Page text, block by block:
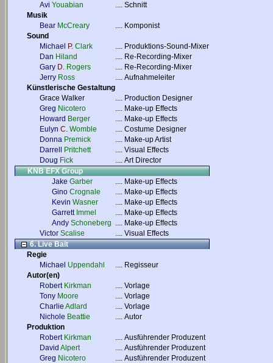
Avi Youabian .... Schnitt
Musik
Bear McCreary .... Komponist
Sound
Michael
P. Clark .... Produktions-Sound-Mixer
Dan Hiland .... Re-Recording-Mixer
Gary D. Rogers .... Re-Recording-Mixer
Jerry Ross .... Aufnahmeleiter
Künstlerische Gestaltung
Grace Walker
.... Production Designer
Greg Nicotero .... Make-up Effects
Howard Berger .... Make-up Effects
Eulyn C. Womble .... Costume Designer
Donna Premick .... Make-up Artist
Darrell
Pritchett .... Visual Effects
Doug Fick .... Art Director
KNB EFX Group
Jake Garber .... Make-up Effects
Gino Crognale .... Make-up Effects
Kevin Wasner .... Make-up Effects
Garrett Immel .... Make-up Effects
Andy Schoneberg .... Make-up Effects
Victor Scalise .... Visual Effects
6. Live Bait
Regie
Michael Uppendahl .... Regisseur
Autor(en)
Robert Kirkman .... Vorlage
Tony Moore .... Vorlage
Charlie Adlard .... Vorlage
Nichole Beattie .... Autor
Produktion
Robert Kirkman .... Ausführender Produzent
David Alpert .... Ausführender Produzent
Greg Nicotero .... Ausführender Produzent